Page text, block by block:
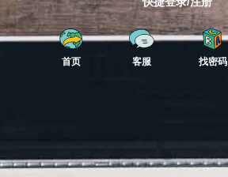
首页 客服 找密码